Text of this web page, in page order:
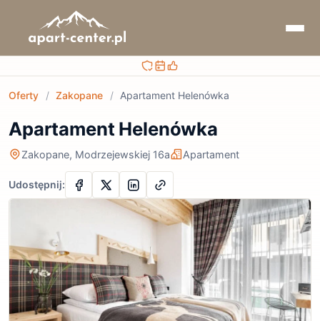
Bezpieczna rezerwacja
Sprawdzaj terminy i ceny
Obsługa przed i po rezerwacji
Oferty / Zakopane / Apartament Helenówka
Apartament Helenówka
Zakopane, Modrzejewskiej 16a Apartament
Udostępnij: